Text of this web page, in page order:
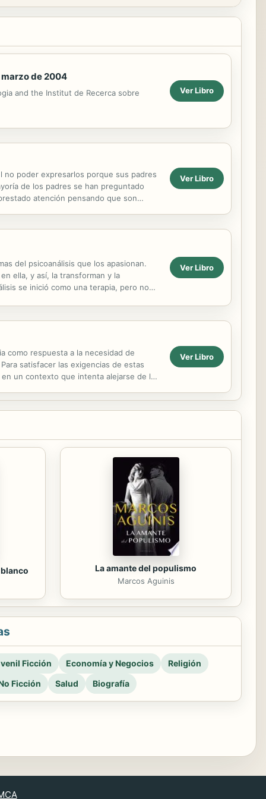
marzo de 2004
and the Institut de Recerca sobre Ver Libro
no poder expresarlos porque sus padres
de los padres se han preguntado
atención pensando que son
Ver Libro
del psicoanálisis que los apasionan.
ella, y así, la transforman y la
se inició como una terapia, pero no
Ver Libro
como respuesta a la necesidad de
satisfacer las exigencias de estas
un contexto que intenta alejarse de las
Ver Libro
La amante del populismo
Marcos Aguinis
Ficción Economía y Negocios
Religión
Ficción
Salud Biografía